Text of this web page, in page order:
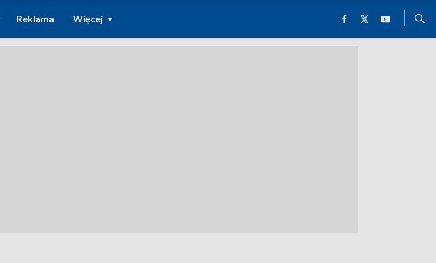
Reklama Więcej